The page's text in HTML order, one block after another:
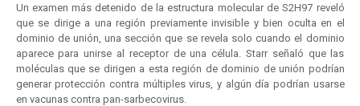
Un examen más detenido de la estructura molecular de S2H97 reveló
que se dirige a una región previamente invisible y bien oculta en el
dominio de unión, una sección que se revela solo cuando el dominio
aparece para unirse al receptor de una célula. Starr señaló que las
moléculas que se dirigen a esta región de dominio de unión podrían
generar protección contra múltiples virus, y algún día podrían usarse
en vacunas contra pan-sarbecovirus.